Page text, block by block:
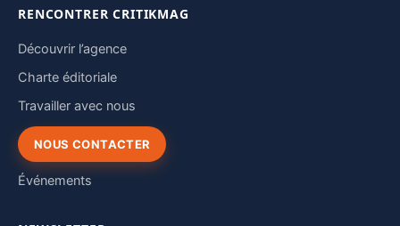
RENCONTRER CRITIKMAG
Découvrir l’agence
Charte éditoriale
Travailler avec nous
NOUS CONTACTER
Événements